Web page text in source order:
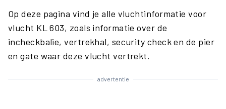
Op deze pagina vind je alle vluchtinformatie voor
vlucht KL 603, zoals informatie over de
incheckbalie, vertrekhal, security check en de pier
en gate waar deze vlucht vertrekt.
advertentie